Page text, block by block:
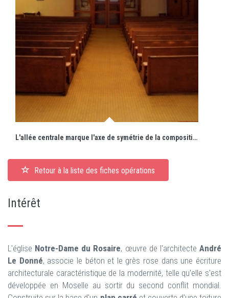
L'allée centrale marque l'axe de symétrie de la composition de l'église.
Retour à la liste des fiches opérations
Intérêt
L'église Notre-Dame du Rosaire, œuvre de l'architecteAndré
Le Donné, associe le béton et le grès rose dans une écriture
architecturale caractéristique de la modernité, telle qu'elle s'est
développée en Moselle au sortir du second conflit mondial.